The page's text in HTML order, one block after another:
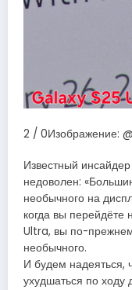
2 / 0Изображение:
Известный
недоволен:
необычного на
когда вы
Ultra, вы по-
необычного.
И будем надеяться,
ухудшаться по ходу